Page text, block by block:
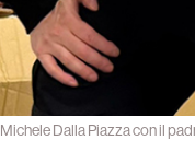
Michele Dalla Piazza con il